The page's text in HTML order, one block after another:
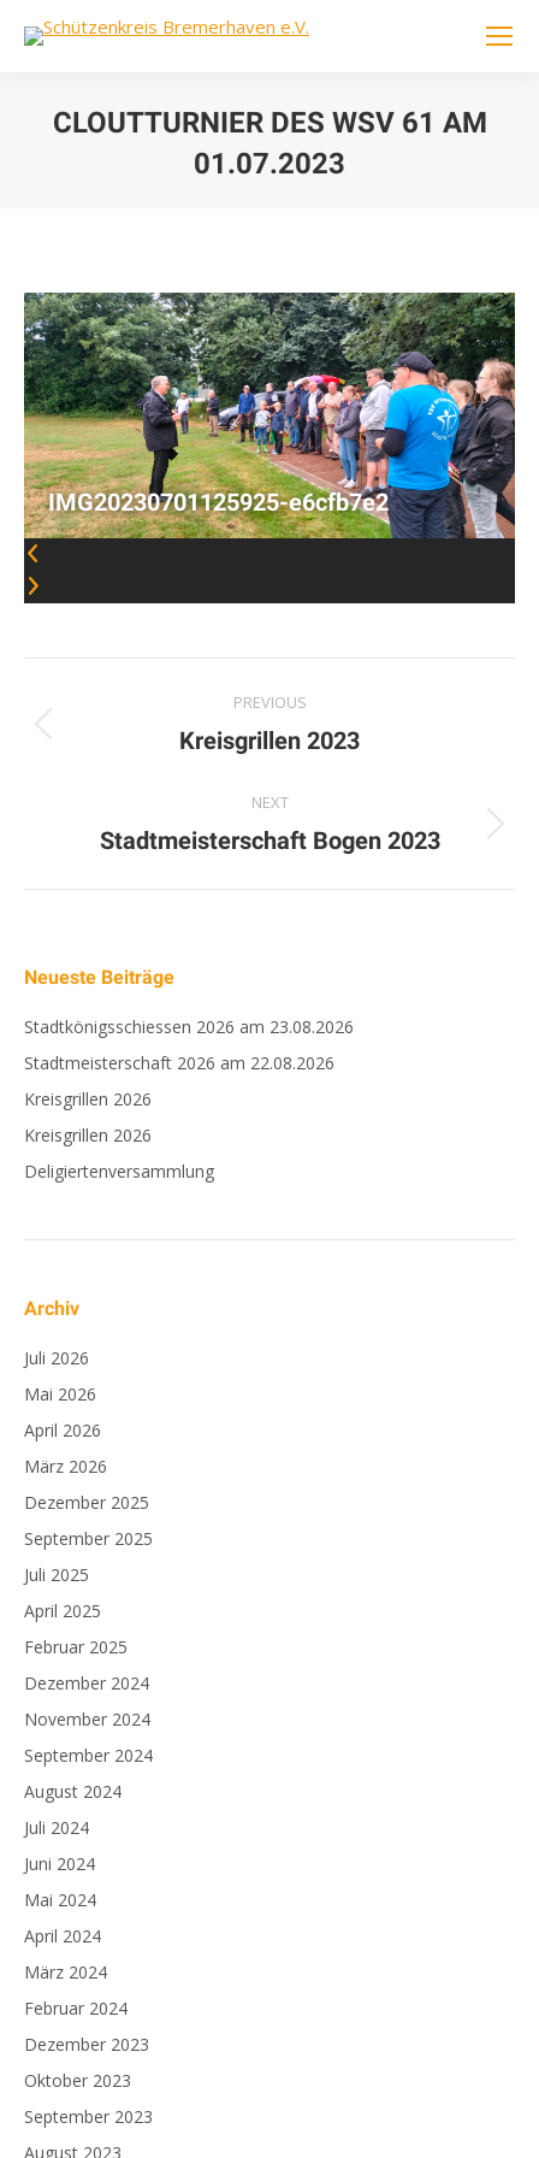
CLOUTTURNIER DES WSV 61 AM
01.07.2023
IMG20230701125925-e6cfb7e2
navigation
PREVIOUS
Previous
Kreisgrillen 2023
NEXT
Next
Stadtmeisterschaft Bogen 2023
Neueste Beiträge
Stadtkönigsschiessen 2026 am 23.08.2026
Stadtmeisterschaft 2026 am 22.08.2026
Kreisgrillen 2026
Kreisgrillen 2026
Deligiertenversammlung
Archiv
Juli 2026
Mai 2026
April 2026
März 2026
Dezember 2025
September 2025
Juli 2025
April 2025
Februar 2025
Dezember 2024
November 2024
September 2024
August 2024
Juli 2024
Juni 2024
Mai 2024
April 2024
März 2024
Februar 2024
Dezember 2023
Oktober 2023
September 2023
August 2023